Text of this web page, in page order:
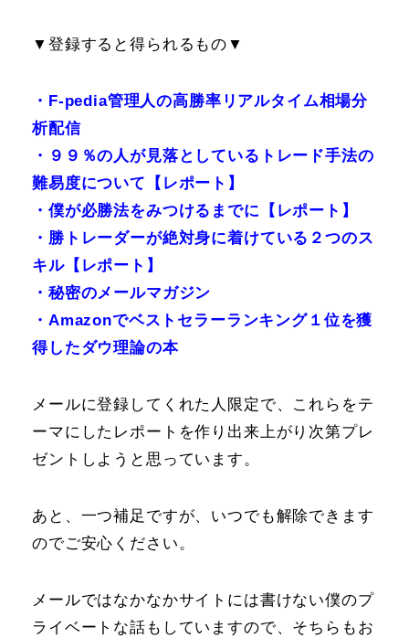
▼登録すると得られるもの▼
・F-pedia管理人の高勝率リアルタイム相場分
析配信
・９９％の人が見落としているトレード手法の
難易度について【レポート】
・僕が必勝法をみつけるまでに【レポート】
・勝トレーダーが絶対身に着けている２つのス
キル【レポート】
・秘密のメールマガジン
・Amazonでベストセラーランキング１位を獲
得したダウ理論の本
メールに登録してくれた人限定で、これらをテ
ーマにしたレポートを作り出来上がり次第プレ
ゼントしようと思っています。
あと、一つ補足ですが、いつでも解除できます
のでご安心ください。
メールではなかなかサイトには書けない僕のプ
ライベートな話もしていますので、そちらもお